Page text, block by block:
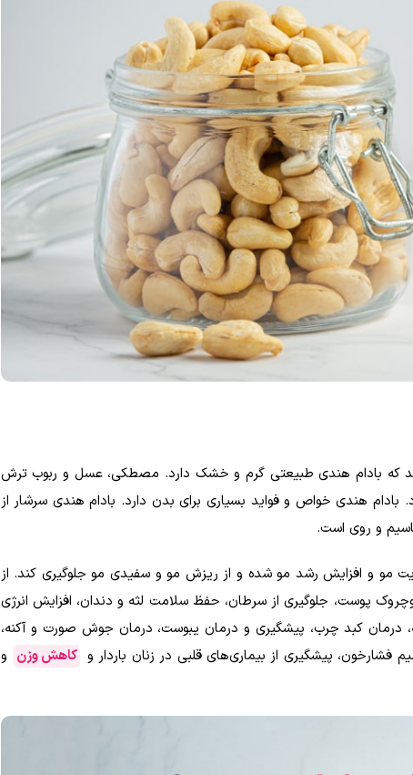
که بادام هندی طبیعتی گرم و خشک دارد. مصطکی، عسل و ربوب ترش
هندی خواص و فواید بسیاری برای بدن دارد. بادام هندی سرشار از
و روی است.
مو و افزایش رشد مو شده و از ریزش مو و سفیدی مو جلوگیری کند. از
پوست، جلوگیری از سرطان، حفظ سلامت لثه و دندان، افزایش انرژی
درمان کبد چرب، پیشگیری و درمان یبوست، درمان جوش صورت و آکنه،
پیشگیری از بیماری‌های قلبی در زنان باردار و کاهش وزن و